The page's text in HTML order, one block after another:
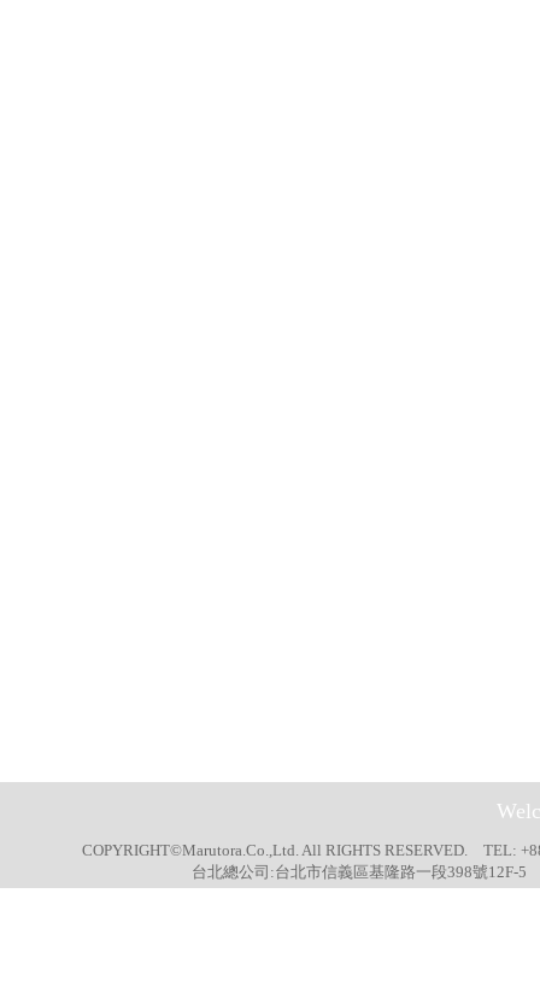
COPYRIGHT©Marutora.Co.,Ltd. All RIGHTS RESERVED. TEL:
台北總公司:台北市信義區基隆路一段398號